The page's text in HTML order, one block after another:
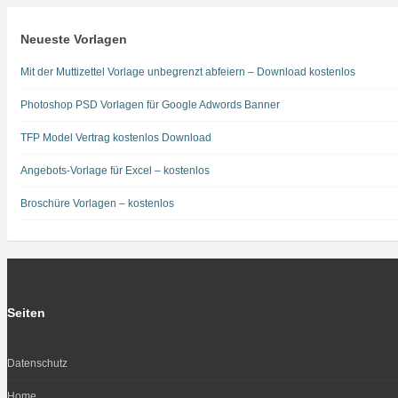
Neueste Vorlagen
Mit der Muttizettel Vorlage unbegrenzt abfeiern – Download kostenlos
Photoshop PSD Vorlagen für Google Adwords Banner
TFP Model Vertrag kostenlos Download
Angebots-Vorlage für Excel – kostenlos
Broschüre Vorlagen – kostenlos
Seiten
Datenschutz